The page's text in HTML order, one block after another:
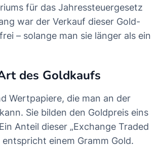
für das Jahressteuergesetz
war der Verkauf dieser Gold-
– solange man sie länger als ein
des Goldkaufs
Wertpapiere, die man an der
Sie bilden den Goldpreis eins
Anteil dieser „Exchange Traded
entspricht einem Gramm Gold.